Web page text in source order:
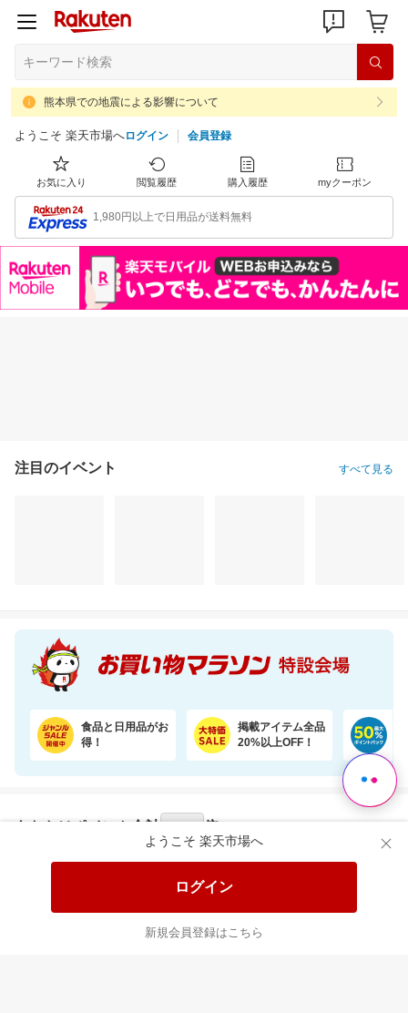
熊本県での地震による影響について
ようこそ 楽天市場へログイン 会員登録
お気に入り 閲覧履歴 購入履歴 myクーポン
1,980円以上で日用品が送料無料
ようこそ 楽天市場へ
ログイン
新規会員登録はこちら
注目のイベント すべて見る
食品と日用品がお
得！
掲載アイテム全品
20%以上OFF！
あなたはポイント 合計 倍